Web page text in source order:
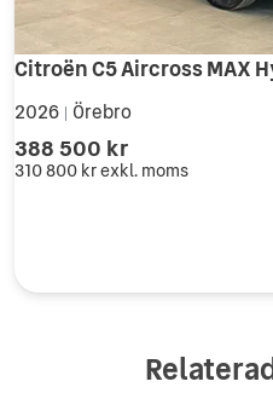
Citroën C5 Aircross MAX
2026 Örebro
388 500 kr
310 800 krexkl. moms